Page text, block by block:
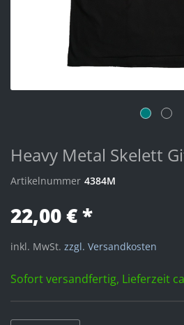
Heavy Metal Skelett
Artikelnummer 4384M
22,00 € *
inkl. MwSt. zzgl. Versandkosten
Sofort versandfertig, Lieferzeit